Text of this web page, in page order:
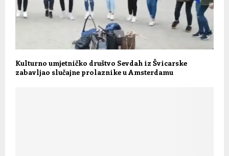
Kulturno umjetničko društvo Sevdah iz Švicarske
zabavljao slučajne prolaznike u Amsterdamu